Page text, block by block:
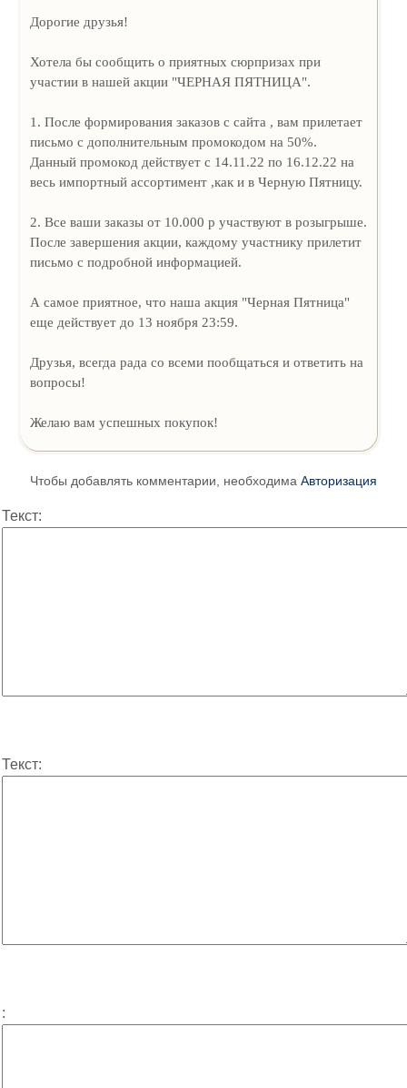
Дорогие друзья!
Хотела бы сообщить о приятных сюрпризах при
участии в нашей акции "ЧЕРНАЯ ПЯТНИЦА".
1. После формирования заказов с сайта , вам прилетает
письмо с дополнительным промокодом на 50%.
Данный промокод действует с 14.11.22 по 16.12.22 на
весь импортный ассортимент ,как и в Черную Пятницу.
2. Все ваши заказы от 10.000 р участвуют в розыгрыше.
После завершения акции, каждому участнику прилетит
письмо с подробной информацией.
А самое приятное, что наша акция "Черная Пятница"
еще действует до 13 ноября 23:59.
Друзья, всегда рада со всеми пообщаться и ответить на
вопросы!
Желаю вам успешных покупок!
Чтобы добавлять комментарии, необходима Авторизация
Текст:
Текст:
: